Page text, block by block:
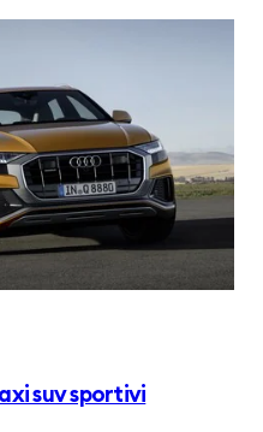
suv sportivi